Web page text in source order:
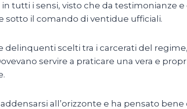
tutti i sensi, visto che da testimonianze
sotto il comando di ventidue ufficiali.
scelti tra i carcerati del
servire a praticare una vera e
all’orizzonte e ha pensato